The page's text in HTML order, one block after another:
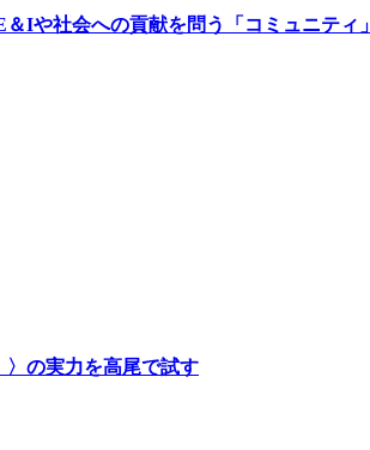
Iや社会への貢献を問う「コミュニティ」
の実力を高尾で試す